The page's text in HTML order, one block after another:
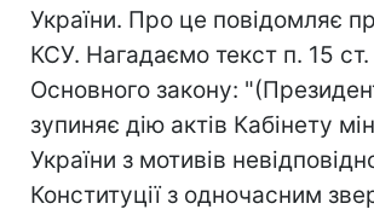
України. Про це повідомляє
КСУ. Нагадаємо текст п. 15
Основного закону:
зупиняє дію актів Кабінету
України з мотивів
Конституції з одночасним